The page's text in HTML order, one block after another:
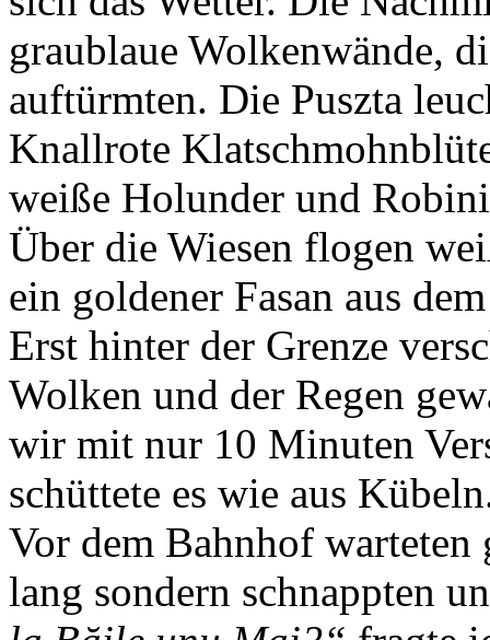
graublaue Wolkenwände,
auftürmten. Die Puszta
Knallrote
weiße Holunder und
Über die Wiesen flogen
ein goldener Fasan aus
Erst hinter der Grenze
Wolken und der Regen
wir mit nur 10 Minuten
schüttete es wie aus
Vor dem Bahnhof
lang sondern schnappten